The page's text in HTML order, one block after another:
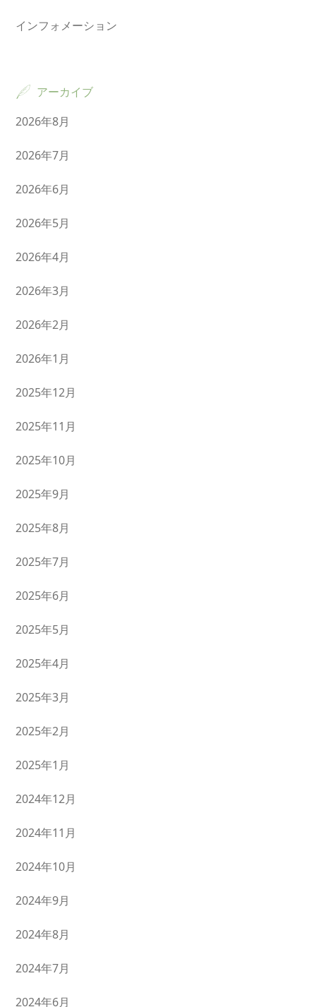
インフォメーション
アーカイブ
2026年8月
2026年7月
2026年6月
2026年5月
2026年4月
2026年3月
2026年2月
2026年1月
2025年12月
2025年11月
2025年10月
2025年9月
2025年8月
2025年7月
2025年6月
2025年5月
2025年4月
2025年3月
2025年2月
2025年1月
2024年12月
2024年11月
2024年10月
2024年9月
2024年8月
2024年7月
2024年6月